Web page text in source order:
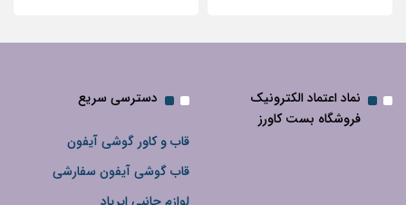
نماد اعتماد الکترونیک
فروشگاه بست کاورز
دسترسی سریع
قاب و کاور گوشی آیفون
قاب گوشی آیفون سفارشی